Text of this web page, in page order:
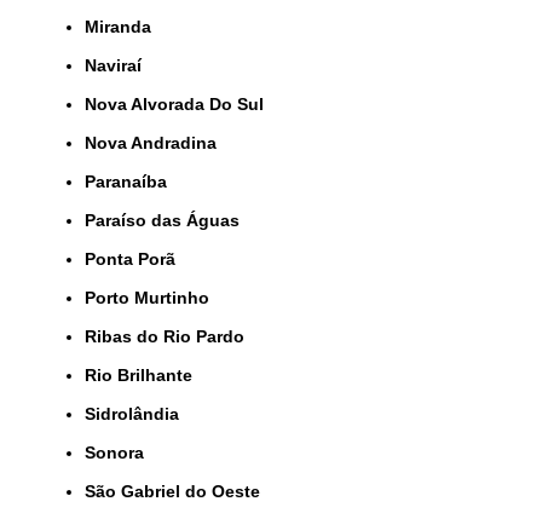
Miranda
Naviraí
Nova Alvorada Do Sul
Nova Andradina
Paranaíba
Paraíso das Águas
Ponta Porã
Porto Murtinho
Ribas do Rio Pardo
Rio Brilhante
Sidrolândia
Sonora
São Gabriel do Oeste